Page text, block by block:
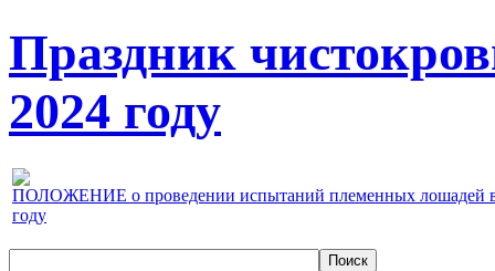
Праздник
2024 году
ПОЛОЖЕНИЕ о проведении испытаний племенных лошадей
году